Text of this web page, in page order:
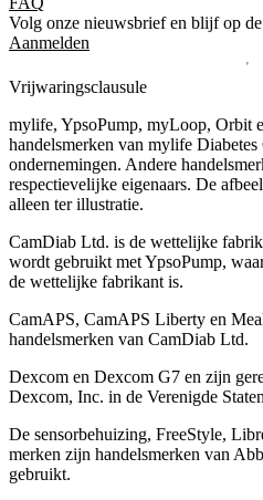
Volg onze nieuwsbrief en blijf op
Aanmelden
Vrijwaringsclausule
mylife, YpsoPump, myLoop, Orbit
handelsmerken van mylife
ondernemingen. Andere
respectievelĳke eigenaars. De
alleen ter illustratie.
CamDiab Ltd. is de wettelijke
wordt gebruikt met YpsoPump,
de wettelijke fabrikant is.
CamAPS, CamAPS Liberty en
handelsmerken van CamDiab Ltd.
Dexcom en Dexcom G7 en zijn
Dexcom, Inc. in de Verenigde
De sensorbehuizing, FreeStyle,
merken zijn handelsmerken van
gebruikt.